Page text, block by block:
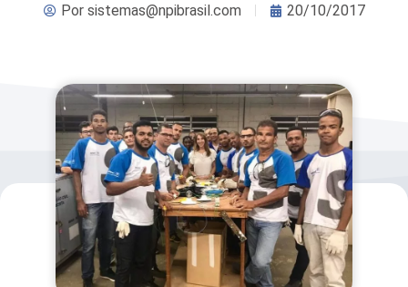
Porsistemas@npibrasil.com 20/10/2017